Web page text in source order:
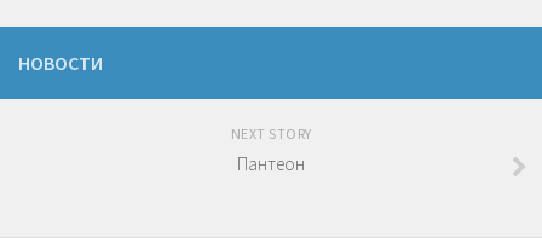
НОВОСТИ
NEXT STORY
Пантеон